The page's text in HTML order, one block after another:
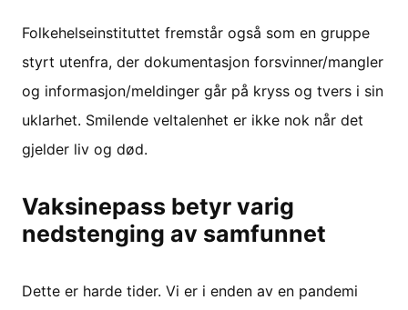
Folkehelseinstituttet fremstår også som en gruppe
styrt utenfra, der dokumentasjon forsvinner/mangler
og informasjon/meldinger går på kryss og tvers i sin
uklarhet. Smilende veltalenhet er ikke nok når det
gjelder liv og død.
Vaksinepass betyr varig
nedstenging av samfunnet
Dette er harde tider. Vi er i enden av en pandemi